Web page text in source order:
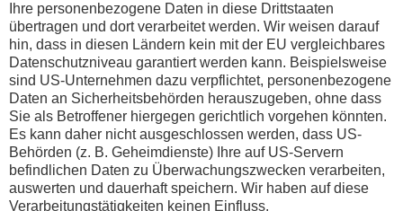
Ihre personenbezogene Daten in diese Drittstaaten
übertragen und dort verarbeitet werden. Wir weisen darauf
hin, dass in diesen Ländern kein mit der EU vergleichbares
Datenschutzniveau garantiert werden kann. Beispielsweise
sind US-Unternehmen dazu verpflichtet, personenbezogene
Daten an Sicherheitsbehörden herauszugeben, ohne dass
Sie als Betroffener hiergegen gerichtlich vorgehen könnten.
Es kann daher nicht ausgeschlossen werden, dass US-
Behörden (z. B. Geheimdienste) Ihre auf US-Servern
befindlichen Daten zu Überwachungszwecken verarbeiten,
auswerten und dauerhaft speichern. Wir haben auf diese
Verarbeitungstätigkeiten keinen Einfluss.